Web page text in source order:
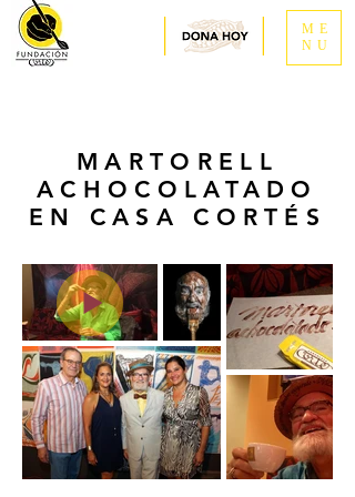
ME
NU
MARTORELL
ACHOCOLATADO
EN CASA CORTÉS